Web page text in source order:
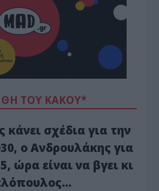
ΤΟΥ ΚΑΚΟΎ*
σχέδια για την
ο Ανδρουλάκης για
ώρα είναι να βγει κι